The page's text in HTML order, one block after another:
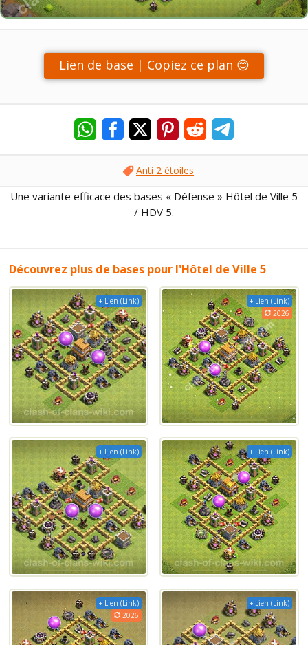
Lien de base | Copiez ce plan 😊
Anti 2 étoiles
Une variante efficace des bases « Défense » Hôtel de Ville 5
/ HDV 5.
Découvrez plus de bases pour l'Hôtel de Ville 5
+ Lien (Link)
+ Lien (Link)
2026
+ Lien (Link) + Lien (Link)
+ Lien (Link)
2026
+ Lien (Link)